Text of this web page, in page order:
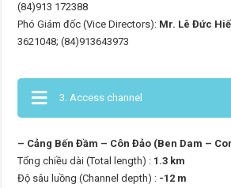
(84)913 172388
Phó Giám đốc (Vice Directors): Mr. Lê Đức
3621048; (84)913643973
3. Access channel
– Cảng Bến Đầm – Côn Đảo (Ben Dam –
Tổng chiều dài (Total length) : 1.3 km
Độ sâu luồng (Channel depth) : -12 m